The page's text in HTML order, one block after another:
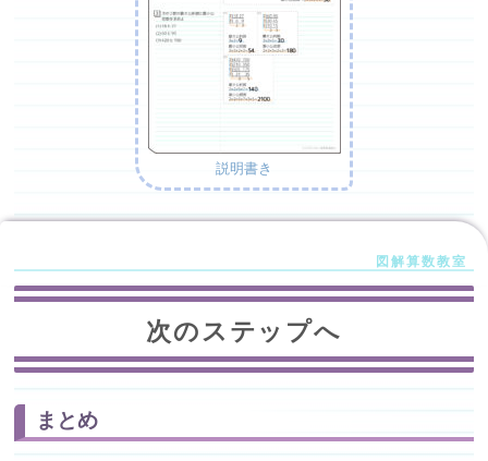
説明書き
次のステップへ
まとめ